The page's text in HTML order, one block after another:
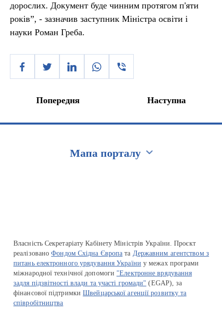
дорослих. Документ буде чинним протягом п'яти
років”, - зазначив заступник Міністра освіти і
науки Роман Греба.
Попередня Наступна
Мапа порталу
Власність Секретаріату Кабінету Міністрів України. Проєкт
реалізованоФондом Східна Європа та Державним агентством з
питань електронного урядування України у межах програми
міжнародної технічної допомоги "Електронне врядування
задля підзвітності влади та участі громади" (EGAP), за
фінансової підтримкиШвейцарської агенції розвитку та
співробітництва